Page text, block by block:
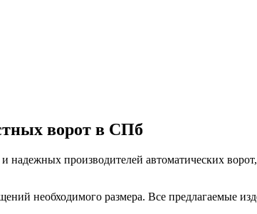
ворот в СПб
производителей автоматических
необходимого размера. Все предлагаемые